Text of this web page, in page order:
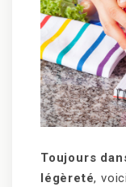
Toujours
légèreté,